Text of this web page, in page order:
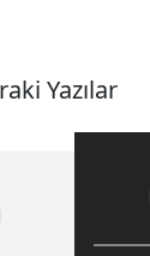
Yazılar